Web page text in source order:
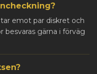
emot par diskret och
gärna i förväg